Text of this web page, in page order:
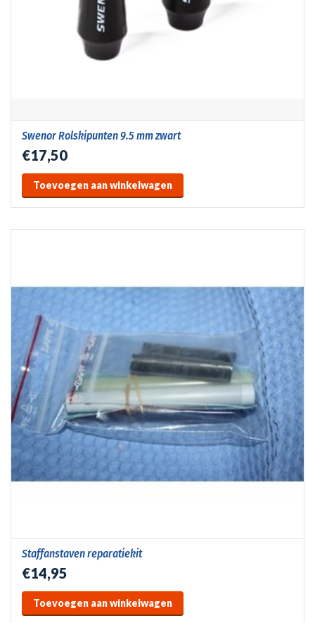
Swenor Rolskipunten 9.5 mm zwart
€17,50
Toevoegen aan winkelwagen
Staffanstaven reparatiekit
€14,95
Toevoegen aan winkelwagen